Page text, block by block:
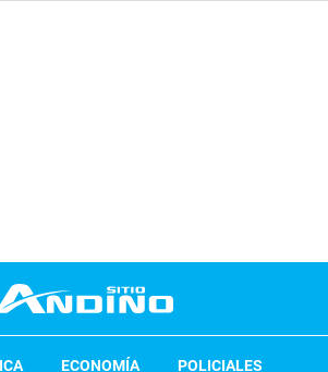
ECONOMÍA POLICIALES